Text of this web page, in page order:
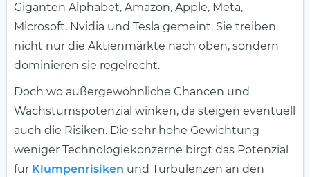
Giganten Alphabet, Amazon, Apple, Meta,
Microsoft, Nvidia und Tesla gemeint. Sie treiben
nicht nur die Aktienmärkte nach oben, sondern
dominieren sie regelrecht.
Doch wo außergewöhnliche Chancen und
Wachstumspotenzial winken, da steigen eventuell
auch die Risiken. Die sehr hohe Gewichtung
weniger Technologiekonzerne birgt das Potenzial
für Klumpenrisiken und Turbulenzen an den